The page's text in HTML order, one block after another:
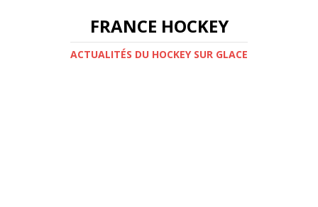
FRANCE HOCKEY
ACTUALITÉS DU HOCKEY SUR GLACE